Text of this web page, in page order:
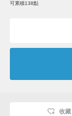
可累積138點
收藏